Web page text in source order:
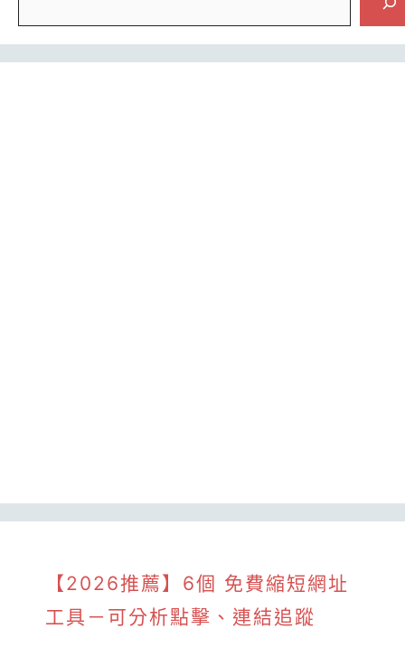
【2026推薦】6個 免費縮短網址
工具－可分析點擊、連結追蹤